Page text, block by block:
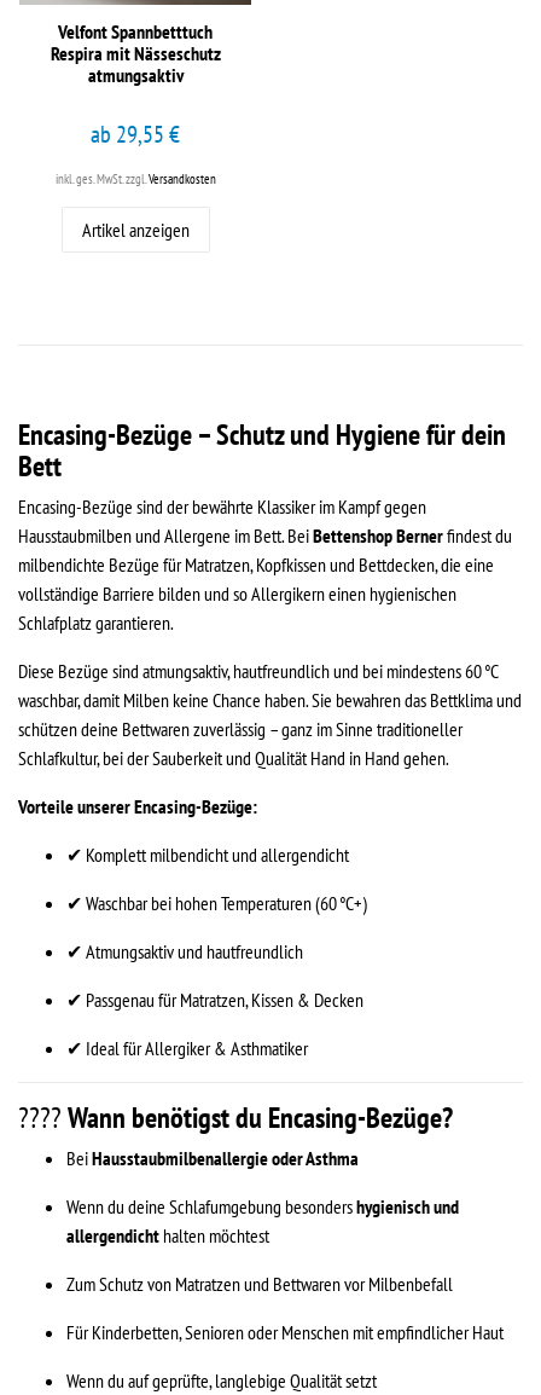
Velfont Spannbetttuch
Respira mit Nässeschutz
atmungsaktiv
ab 29,55 €
inkl. ges. MwSt. zzgl. Versandkosten
Artikel anzeigen
Encasing-Bezüge – Schutz und Hygiene für dein
Bett
Encasing-Bezüge sind der bewährte Klassiker im Kampf gegen
Hausstaubmilben und Allergene im Bett. BeiBettenshop Bernerfindest du
milbendichte Bezüge für Matratzen, Kopfkissen und Bettdecken, die eine
vollständige Barriere bilden und so Allergikern einen hygienischen
Schlafplatz garantieren.
Diese Bezüge sind atmungsaktiv, hautfreundlich und bei mindestens 60 °C
waschbar, damit Milben keine Chance haben. Sie bewahren das Bettklima und
schützen deine Bettwaren zuverlässig – ganz im Sinne traditioneller
Schlafkultur, bei der Sauberkeit und Qualität Hand in Hand gehen.
Vorteile unserer Encasing-Bezüge:
✔ Komplett milbendicht und allergendicht
✔ Waschbar bei hohen Temperaturen (60 °C+)
✔ Atmungsaktiv und hautfreundlich
✔ Passgenau für Matratzen, Kissen & Decken
✔ Ideal für Allergiker & Asthmatiker
????Wann benötigst du Encasing-Bezüge?
BeiHausstaubmilbenallergie oder Asthma
Wenn du deine Schlafumgebung besondershygienisch und
allergendicht halten möchtest
Zum Schutz von Matratzen und Bettwaren vor Milbenbefall
Für Kinderbetten, Senioren oder Menschen mit empfindlicher Haut
Wenn du auf geprüfte, langlebige Qualität setzt